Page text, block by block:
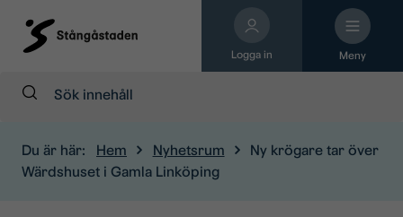
Logga in Meny
Sök:
Du är här: Hem Nyhetsrum
Ny krögare tar över
Wärdshuset i Gamla Linköping